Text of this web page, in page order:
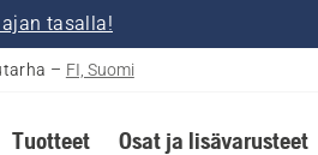
ajan tasalla!
– FI, Suomi
Tuotteet Osat ja lisävarusteet